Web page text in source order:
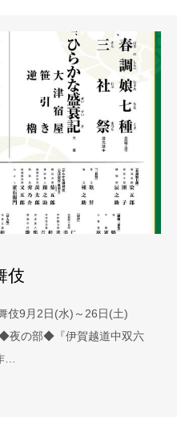
伎
伎9月2日(水)～26日(土)
夜の部◆『伊賀越道中双六
…